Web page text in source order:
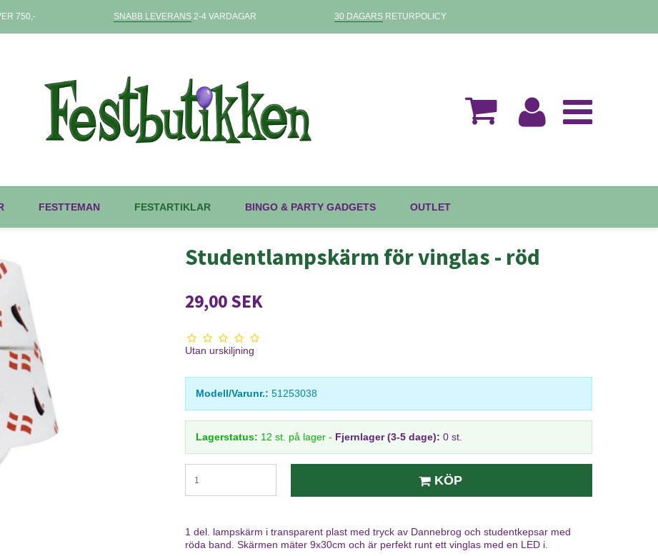
750,- SNABB LEVERANS2-4 VARDAGAR 30 DAGARSRETURPOLICY
FESTTEMAN FESTARTIKLAR BINGO & PARTY GADGETS OUTLET
Studentlampskärm för vinglas - röd
29,00 SEK
Utan urskiljning
Modell/Varunr.: 51253038
Lagerstatus: 12 st. på lager - Fjernlager (3-5 dage): 0 st.
KÖP
1 del. lampskärm i transparent plast med tryck av Dannebrog och studentkepsar med
röda band. Skärmen mäter 9x30cm och är perfekt runt ett vinglas med en LED i.